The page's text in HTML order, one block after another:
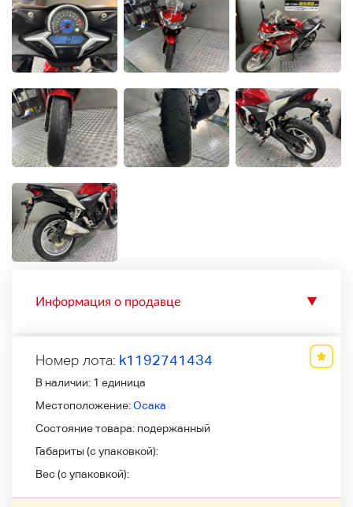
Информация о продавце ▼
Номер лота: k1192741434
В наличии: 1 единица
Местоположение:Осака
Состояние товара: подержанный
Габариты (с упаковкой):
Вес (с упаковкой):